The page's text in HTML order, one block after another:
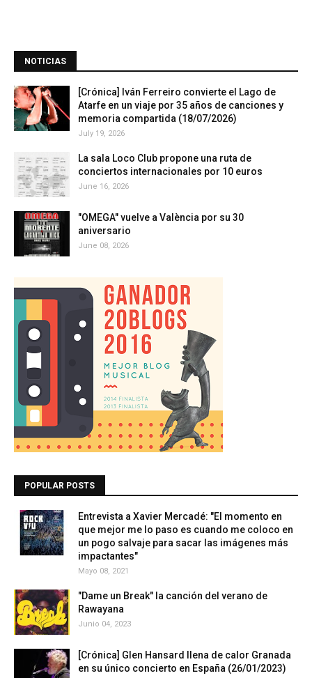
NOTICIAS
[Crónica] Iván Ferreiro convierte el Lago de
Atarfe en un viaje por 35 años de canciones y
memoria compartida (18/07/2026)
July 19, 2026
La sala Loco Club propone una ruta de
conciertos internacionales por 10 euros
June 16, 2026
"OMEGA" vuelve a València por su 30
aniversario
June 08, 2026
POPULAR POSTS
Entrevista a Xavier Mercadé: "El momento en
que mejor me lo paso es cuando me coloco en
un pogo salvaje para sacar las imágenes más
impactantes"
Mayo 08, 2021
"Dame un Break" la canción del verano de
Rawayana
Junio 04, 2023
[Crónica] Glen Hansard llena de calor Granada
en su único concierto en España (26/01/2023)